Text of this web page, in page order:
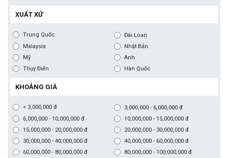
XUẤT XỨ
Trung Quốc
Đài Loan
Malaysia
Nhật Bản
Mỹ
Anh
Thụy Điển
Hàn Quốc
KHOẢNG GIÁ
< 3,000,000 đ
3,000,000 - 6,000,000 đ
6,000,000 - 10,000,000 đ
10,000,000 - 15,000,000 đ
15,000,000 - 20,000,000 đ
20,000,000 - 30,000,000 đ
30,000,000 - 40,000,000 đ
40,000,000 - 60,000,000 đ
60,000,000 - 80,000,000 đ
80,000,000 - 100,000,000 đ